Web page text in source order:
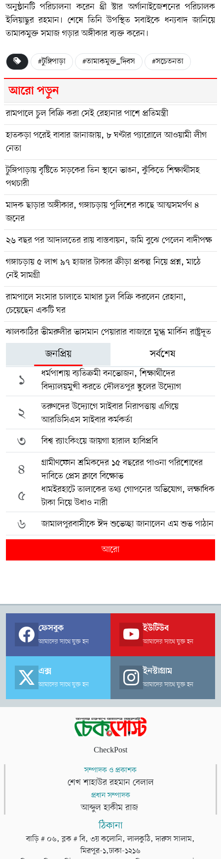
অনুষ্ঠানটি পরিচালনা করেন থ্রী স্টার অর্গানাইজেশনের পরিচালক
ইলিয়াছুর রহমান। শেষে তিনি উপস্থিত সবাইকে ধন্যবাদ জানিয়ে
তামাকমুক্ত সমাজ গড়ার অঙ্গীকার ব্যক্ত করেন।
#টুঙ্গিপাড়া #তামাকমুক্ত_দিবস #সচেতনতা
আরো পড়ুন
রামপালে চুল বিক্রি করা সেই রেহানার পাশে প্রতিমন্ত্রী
হাতকড়া পরেই বাবার জানাজায়, ৮ ঘণ্টার প্যারোলে আওয়ামী লীগ
নেতা
টুঙ্গিপাড়ায় বৃষ্টিতে সড়কের তিন স্থানে ভাঙন, ঝুঁকিতে শিক্ষার্থীসহ
পথচারী
মাদক ছাড়ার অঙ্গীকার, গঙ্গাচড়ায় পুলিশের কাছে আত্মসমর্পণ ৪
জনের
২৬ বছর পর আদালতের রায় বাস্তবায়ন, জমি বুঝে পেলেন বাদীপক্ষ
গঙ্গাচড়ায় ৫ লাখ ৯৭ হাজার টাকার ক্রীড়া প্রকল্প নিয়ে প্রশ্ন, মাঠে
নেই সামগ্রী
রামপালে সংসার চালাতে মাথার চুল বিক্রি করলেন রেহানা,
চেয়েছেন একটি ঘর
ঝালকাঠির ভীমরুলীর ভাসমান পেয়ারার বাজারে মুগ্ধ মার্কিন রাষ্ট্রদূত
জনপ্রিয় সর্বশেষ
১
ধর্মপাশায় ব্যতিক্রমী বনভোজন, শিক্ষার্থীদের
বিদ্যালয়মুখী করতে দৌলতপুর স্কুলের উদ্যোগ
২
তরুণদের উদ্যোগে সাইবার নিরাপত্তায় এগিয়ে
আরডিসিএস সাইবার কর্মকর্তা
৩ বিশ্ব র‍্যাংকিংয়ে জায়গা হারাল হাবিপ্রবি
৪
গ্রামীণফোন শ্রমিকদের ১৫ বছরের পাওনা পরিশোধের
দাবিতে প্রেস ক্লাবে বিক্ষোভ
৫
ধামইরহাটে তালাকের তথ্য গোপনের অভিযোগ, লক্ষাধিক
টাকা নিয়ে উধাও নারী
৬ জামালপুরবাসীকে ঈদ শুভেচ্ছা জানালেন এম শুভ পাঠান
আরো
ফেসবুক
আমাদের সাথে যুক্ত হন
ইউটিউব
আমাদের সাথে যুক্ত হন
এক্স
আমাদের সাথে যুক্ত হন
ইনস্টাগ্রাম
আমাদের সাথে যুক্ত হন
CheckPost
সম্পাদক ও প্রকাশক
শেখ শাহাউর রহমান বেলাল
প্রধান সম্পাদক
আব্দুল হাকীম রাজ
ঠিকানা
বাড়ি # ০৬, ব্লক # বি, ৩য় কলোনি, লালকুঠি, দারুস সালাম,
মিরপুর-১,ঢাকা-১২১৬